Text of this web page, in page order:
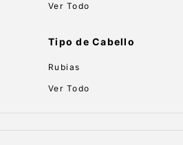
Ver Todo
Tipo de Cabello
Rubias
Ver Todo